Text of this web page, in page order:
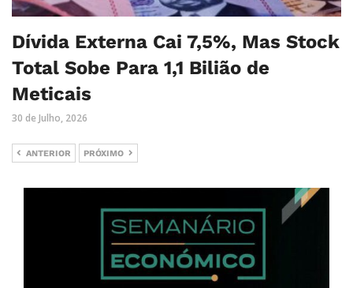
Dívida Externa Cai 7,5%, Mas Stock
Total Sobe Para 1,1 Bilião de
Meticais
30 de Julho, 2026
ANTERIOR PRÓXIMO